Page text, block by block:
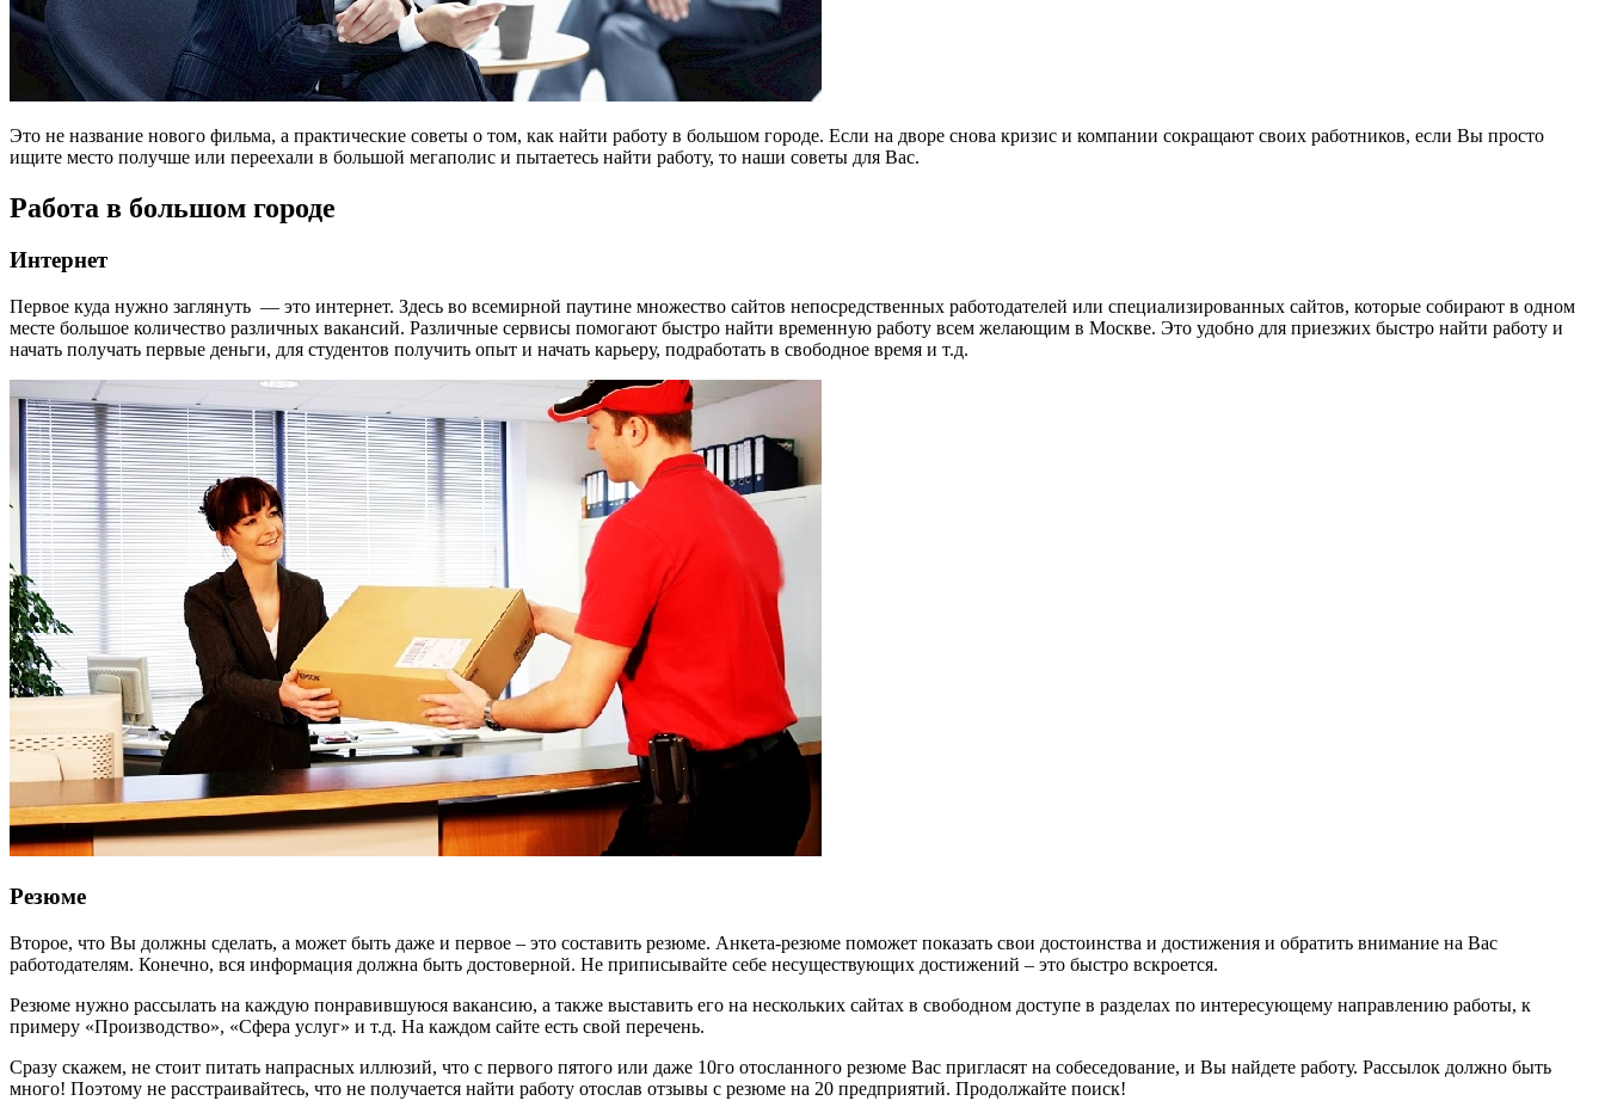
Это не название нового фильма, а практические советы о том, как найти работу в большом городе. Если на дворе снова кризис и компании сокращают своих работников, если Вы просто
ищите место получше или переехали в большой мегаполис и пытаетесь найти работу, то наши советы для Вас.
Работа в большом городе
Интернет
Первое куда нужно заглянуть — это интернет. Здесь во всемирной паутине множество сайтов непосредственных работодателей или специализированных сайтов, которые собирают в одном
месте большое количество различных вакансий. Различные сервисы помогают быстро найти временную работу всем желающим в Москве. Это удобно для приезжих быстро найти работу и
начать получать первые деньги, для студентов получить опыт и начать карьеру, подработать в свободное время и т.д.
Резюме
Второе, что Вы должны сделать, а может быть даже и первое – это составить резюме. Анкета-резюме поможет показать свои достоинства и достижения и обратить внимание на Вас
работодателям. Конечно, вся информация должна быть достоверной. Не приписывайте себе несуществующих достижений – это быстро вскроется.
Резюме нужно рассылать на каждую понравившуюся вакансию, а также выставить его на нескольких сайтах в свободном доступе в разделах по интересующему направлению работы, к
примеру «Производство», «Сфера услуг» и т.д. На каждом сайте есть свой перечень.
Сразу скажем, не стоит питать напрасных иллюзий, что с первого пятого или даже 10го отосланного резюме Вас пригласят на собеседование, и Вы найдете работу. Рассылок должно быть
много! Поэтому не расстраивайтесь, что не получается найти работу отослав отзывы с резюме на 20 предприятий. Продолжайте поиск!